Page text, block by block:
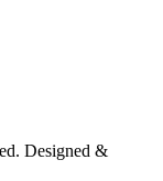
Designed &